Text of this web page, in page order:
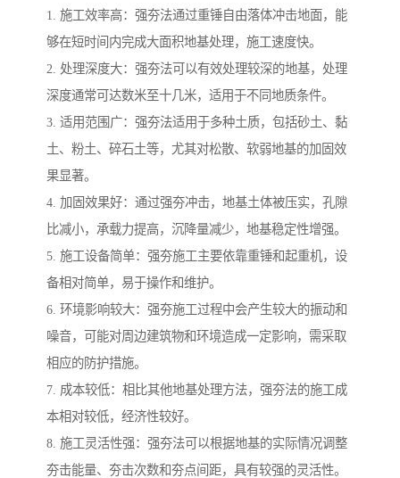
1. 施工效率高：强夯法通过重锤自由落体冲击地面，能
够在短时间内完成大面积地基处理，施工速度快。
2. 处理深度大：强夯法可以有效处理较深的地基，处理
深度通常可达数米至十几米，适用于不同地质条件。
3. 适用范围广：强夯法适用于多种土质，包括砂土、黏
土、粉土、碎石土等，尤其对松散、软弱地基的加固效
果显著。
4. 加固效果好：通过强夯冲击，地基土体被压实，孔隙
比减小，承载力提高，沉降量减少，地基稳定性增强。
5. 施工设备简单：强夯施工主要依靠重锤和起重机，设
备相对简单，易于操作和维护。
6. 环境影响较大：强夯施工过程中会产生较大的振动和
噪音，可能对周边建筑物和环境造成一定影响，需采取
相应的防护措施。
7. 成本较低：相比其他地基处理方法，强夯法的施工成
本相对较低，经济性较好。
8. 施工灵活性强：强夯法可以根据地基的实际情况调整
夯击能量、夯击次数和夯点间距，具有较强的灵活性。